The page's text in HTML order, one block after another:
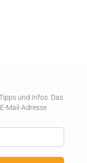
und Infos. Das
Mail-Adresse